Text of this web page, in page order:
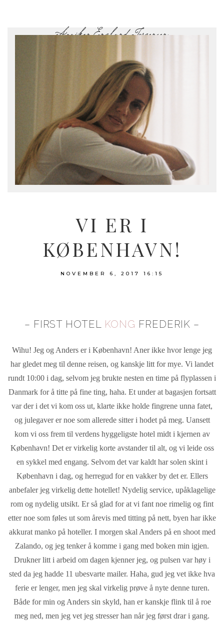
VI ER I
KØBENHAVN!
NOVEMBER 6, 2017 16:15
– FIRST HOTEL KONG FREDERIK –
Wihu! Jeg og Anders er i København! Aner ikke hvor lenge jeg
har gledet meg til denne reisen, og kanskje litt for mye. Vi landet
rundt 10:00 i dag, selvom jeg brukte nesten en time på flyplassen i
Danmark for å titte på fine ting, haha. Et under at bagasjen fortsatt
var der i det vi kom oss ut, klarte ikke holde fingrene unna fatet,
og julegaver er noe som allerede sitter i hodet på meg. Uansett
kom vi oss frem til verdens hyggeligste hotel midt i kjernen av
København! Det er virkelig korte avstander til alt, og vi leide oss
en sykkel med engang. Selvom det var kaldt har solen skint i
København i dag, og herregud for en vakker by det er. Ellers
anbefaler jeg virkelig dette hotellet! Nydelig service, upåklagelige
rom og nydelig utsikt. Er så glad for at vi fant noe rimelig og fint
etter noe som føles ut som årevis med titting på nett, byen har ikke
akkurat manko på hoteller. I morgen skal Anders på en shoot med
Zalando, og jeg tenker å komme i gang med boken min igjen.
Drukner litt i arbeid om dagen kjenner jeg, og pulsen var høy i
sted da jeg hadde 11 ubesvarte mailer. Haha, gud jeg vet ikke hva
ferie er lenger, men jeg skal virkelig prøve å nyte denne turen.
Både for min og Anders sin skyld, han er kanskje flink til å roe
meg ned, men jeg vet jeg stresser han når jeg først drar i gang.